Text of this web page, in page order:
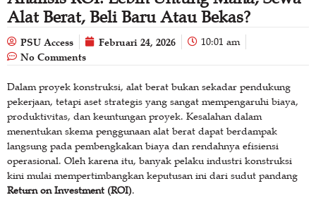
Alat Berat, Beli Baru Atau Bekas?
PSU Access Februari 24, 2026 10:01 am
No Comments
Dalam proyek konstruksi, alat berat bukan sekadar pendukung
pekerjaan, tetapi aset strategis yang sangat mempengaruhi biaya,
produktivitas, dan keuntungan proyek. Kesalahan dalam
menentukan skema penggunaan alat berat dapat berdampak
langsung pada pembengkakan biaya dan rendahnya efisiensi
operasional. Oleh karena itu, banyak pelaku industri konstruksi
kini mulai mempertimbangkan keputusan ini dari sudut pandang
Return on Investment (ROI).